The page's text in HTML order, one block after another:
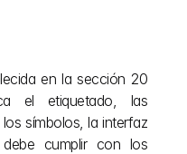
en la sección 20
el etiquetado, las
símbolos, la interfaz
cumplir con los